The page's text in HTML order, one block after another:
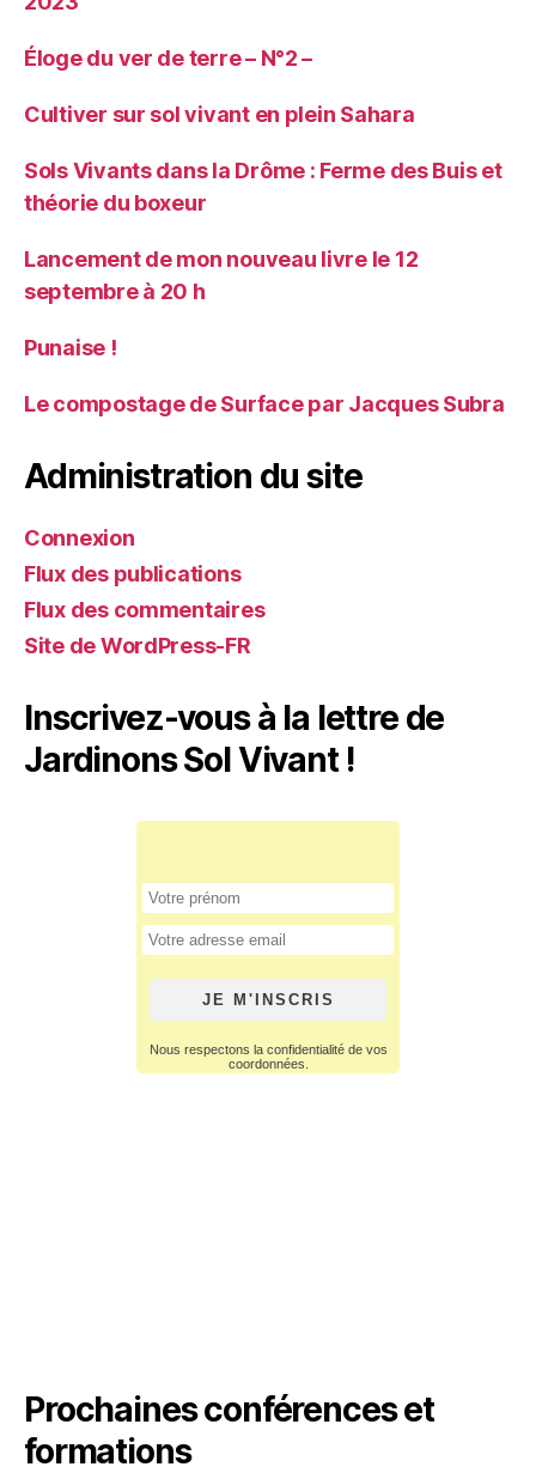
Éloge du ver de terre – N°2 –
Cultiver sur sol vivant en plein Sahara
Sols Vivants dans la Drôme : Ferme des Buis et
théorie du boxeur
Lancement de mon nouveau livre le 12
septembre à 20 h
Punaise !
Le compostage de Surface par Jacques Subra
Administration du site
Connexion
Flux des publications
Flux des commentaires
Site de WordPress-FR
Inscrivez-vous à la lettre de
Jardinons Sol Vivant !
Prochaines conférences et
formations